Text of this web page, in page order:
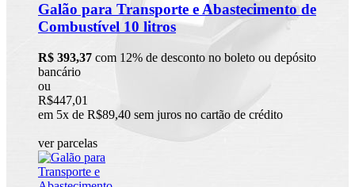
Galão para Transporte e Abastecimento de
Combustível 10 litros
R$ 393,37 com 12% de desconto no boleto ou depósito
bancário
ou
R$447,01
em 5x de R$89,40 sem juros no cartão de crédito
ver parcelas